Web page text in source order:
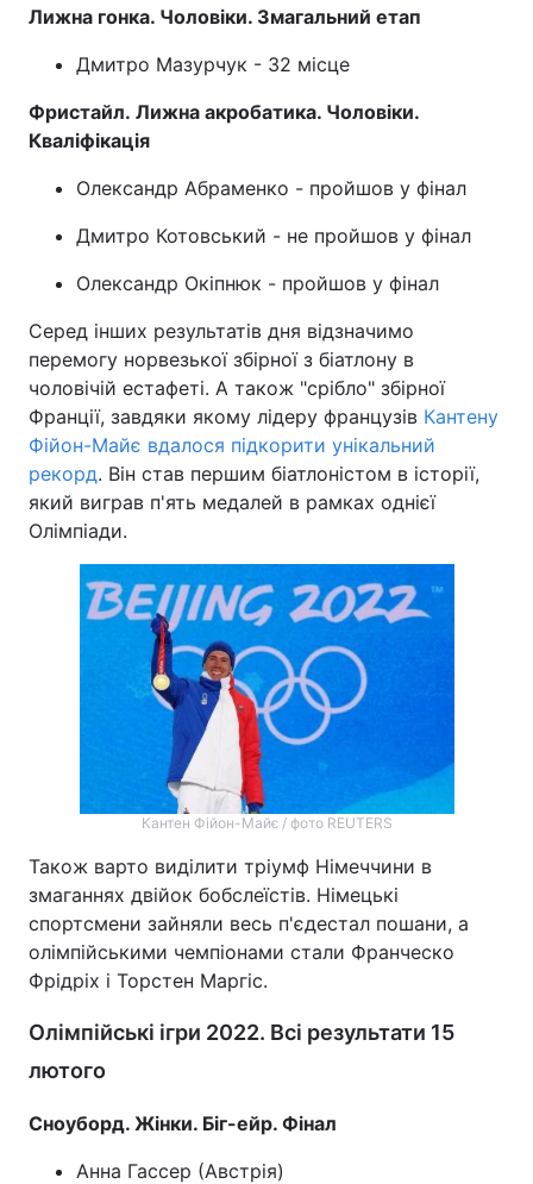
Лижна гонка. Чоловіки. Змагальний етап
Дмитро Мазурчук - 32 місце
Фристайл. Лижна акробатика. Чоловіки.
Кваліфікація
Олександр Абраменко - пройшов у фінал
Дмитро Котовський - не пройшов у фінал
Олександр Окіпнюк - пройшов у фінал
Серед інших результатів дня відзначимо
перемогу норвезької збірної з біатлону в
чоловічій естафеті. А також "срібло" збірної
Франції, завдяки якому лідеру французів Кантену
Фійон-Майє вдалося підкорити унікальний
рекорд. Він став першим біатлоністом в історії,
який виграв п'ять медалей в рамках однієї
Олімпіади.
Кантен Фійон-Майє / фото REUTERS
Також варто виділити тріумф Німеччини в
змаганнях двійок бобслеїстів. Німецькі
спортсмени зайняли весь п'єдестал пошани, а
олімпійськими чемпіонами стали Франческо
Фрідріх і Торстен Маргіс.
Олімпійські ігри 2022. Всі результати 15
лютого
Сноуборд. Жінки. Біг-ейр. Фінал
Анна Гассер (Австрія)